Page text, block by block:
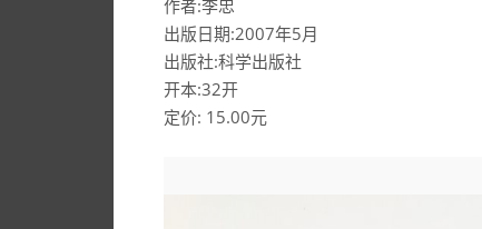
作者:李忠
出版日期:2007年5月
出版社:科学出版社
开本:32开
定价: 15.00元